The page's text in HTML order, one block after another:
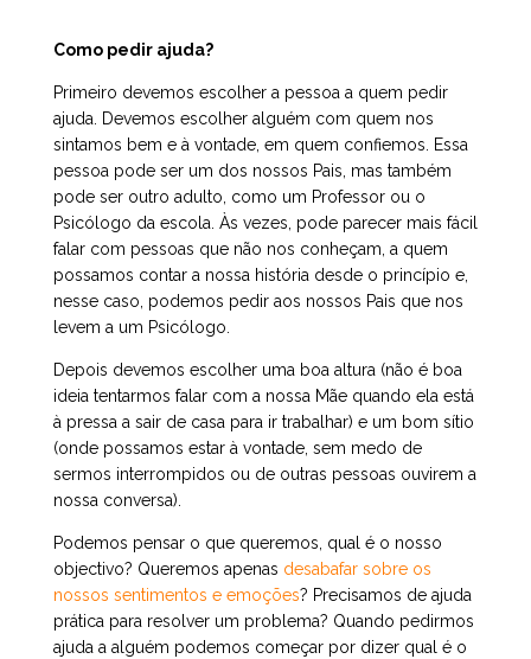
Como pedir ajuda?
Primeiro devemos escolher a pessoa a quem pedir
ajuda. Devemos escolher alguém com quem nos
sintamos bem e à vontade, em quem confiemos. Essa
pessoa pode ser um dos nossos Pais, mas também
pode ser outro adulto, como um Professor ou o
Psicólogo da escola. Às vezes, pode parecer mais fácil
falar com pessoas que não nos conheçam, a quem
possamos contar a nossa história desde o princípio e,
nesse caso, podemos pedir aos nossos Pais que nos
levem a um Psicólogo.
Depois devemos escolher uma boa altura (não é boa
ideia tentarmos falar com a nossa Mãe quando ela está
à pressa a sair de casa para ir trabalhar) e um bom sítio
(onde possamos estar à vontade, sem medo de
sermos interrompidos ou de outras pessoas ouvirem a
nossa conversa).
Podemos pensar o que queremos, qual é o nosso
objectivo? Queremos apenas desabafar sobre os
nossos sentimentos e emoções? Precisamos de ajuda
prática para resolver um problema? Quando pedirmos
ajuda a alguém podemos começar por dizer qual é o